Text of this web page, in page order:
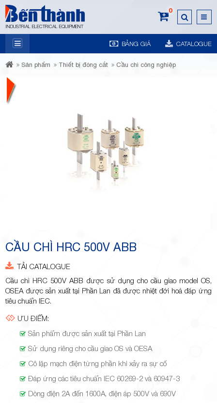
INDUSTRIAL ELECTRICAL EQUIPMENT
0
BẢNG GIÁ CATALOGUE
7A
Trương
Minh
Giảng,
phường
Sản phẩm Thiết bị đóng cắt Cầu chì công nghiệp
CẦU CHÌ HRC 500V ABB
TẢI CATALOGUE
Cầu chì HRC 500V ABB được sử dụng cho cầu giao model OS,
OSEA được sản xuất tại Phần Lan đã được nhiệt đới hoá đáp ứng
tiêu chuẩn IEC.
ƯU ĐIỂM:
Sản phẩm được sản xuất tại Phần Lan
Sử dụng riêng cho cầu giao OS và OESA
Cô lặp mạch điện từng phần khi xảy ra sự cố
Đáp ứng các tiêu chuẩn IEC 60269-2 và 60947-3
Dòng điện 2A đến 1600A, điện áp 500V và 690V